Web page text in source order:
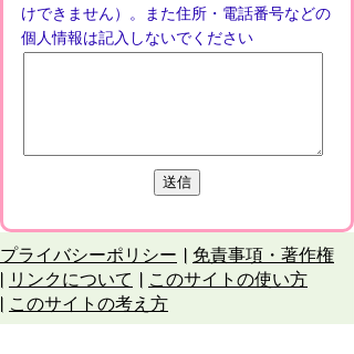
けできません）。また住所・電話番号などの
個人情報は記入しないでください
プライバシーポリシー
免責事項・著作権
リンクについて
このサイトの使い方
このサイトの考え方